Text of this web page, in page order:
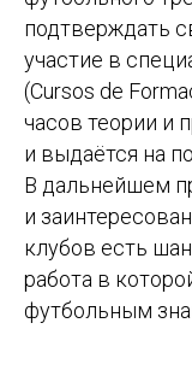
подтверждать
участие в
(Cursos de
часов теории и
и выдаётся на
В дальнейшем
и
клубов есть
работа в
футбольным